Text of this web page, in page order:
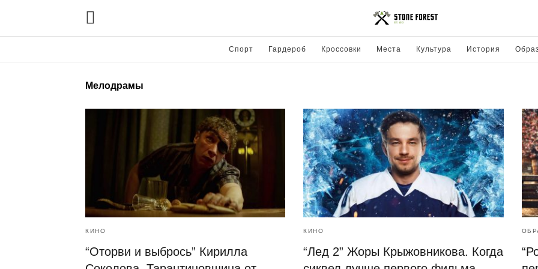
Спорт Гардероб Кроссовки Места Культура История
Мелодрамы
КИНО
“Оторви и выбрось” Кирилла
КИНО
“Лед 2” Жоры Крыжовникова. Когда